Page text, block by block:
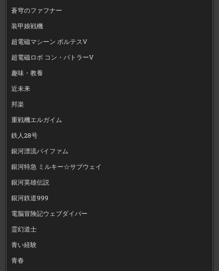
蒼穹のファフナー
装甲娘戦機
超電磁マシーン ボルテスV
超電磁ロボ コン・バトラーV
趣味・教養
近未来
邦楽
重戦機エルガイム
鉄人28号
銀河漂流バイファム
銀河特急 ミルキー☆サブウェイ
銀河英雄伝説
銀河鉄道999
電脳冒険記ウェブダイバー
霊幻道士
青い経験
青春